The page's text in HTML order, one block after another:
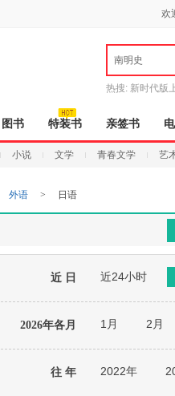
欢
南明史
热搜: 新时代版
图书 特装书 亲签书
小说 文学 青春文学 艺
外语 > 日语
近 日 近24小时
2026年各月 1月 2月
往 年 2022年